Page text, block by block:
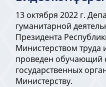
13 октября 2022 г.
гуманитарной
Президента
Министерством
проведен обучающий
государственных
Министерству.